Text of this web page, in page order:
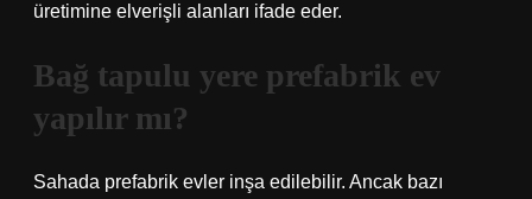
üretimine elverişli alanları ifade eder.
Bağ tapulu yere prefabrik ev
yapılır mı?
Sahada prefabrik evler inşa edilebilir. Ancak bazı